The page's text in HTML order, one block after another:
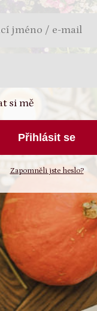
si mě
Přihlásit se
Zapomněli jste heslo?